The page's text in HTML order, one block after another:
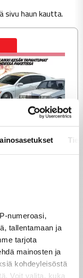
numeroasi,
tallentamaan ja
tarjota
mainosten ja
kohdeyleisöstä
Voit valita, kuka
sivu haun kautta.
julkaistaan